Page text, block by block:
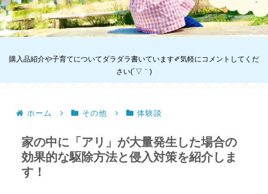
購入品紹介や子育てについてダラダラ書いています✐気軽にコメントしてくだ
さい(´▽｀)
ホーム その他 体験談
家の中に「アリ」が大量発生した場合の
効果的な駆除方法と侵入対策を紹介しま
す！